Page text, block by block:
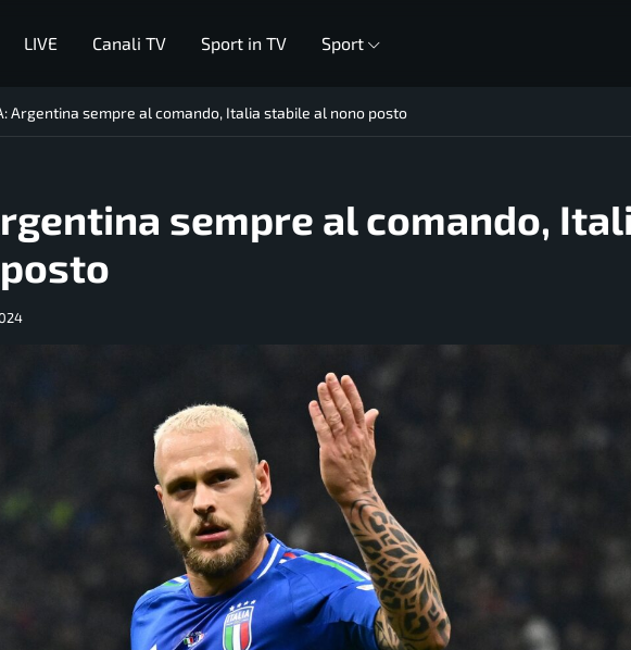
LIVE Canali TV Sport in TV Sport
Argentina sempre al comando, Italia stabile al nono posto
sempre al comando,